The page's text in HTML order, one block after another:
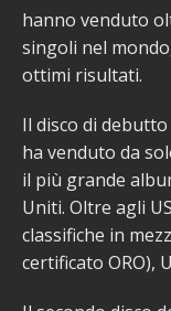
hanno venduto
singoli nel
ottimi risultati.
Il disco di debutto
ha venduto da
il più grande
Uniti. Oltre agli
classifiche in
certificato ORO),